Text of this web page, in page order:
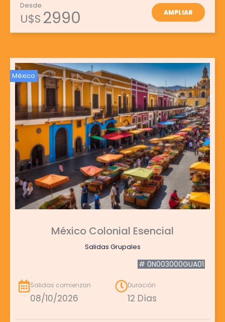
Desde
U$S 2990 AMPLIAR
México
México Colonial Esencial
Salidas Grupales
# 0N003000GUA01
Salidas comienzan
08/10/2026
Duración
12 Días